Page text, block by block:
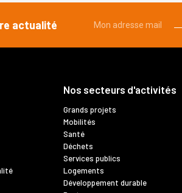
actualité Mon adresse mail
Nos secteurs d'activités
Grands projets
Mobilités
Santé
Déchets
Services publics
Logements
Développement durable